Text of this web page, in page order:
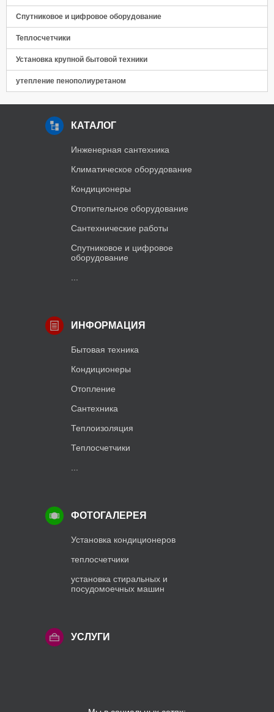
Спутниковое и цифровое оборудование
Теплосчетчики
Установка крупной бытовой техники
утепление пенополиуретаном
КАТАЛОГ
Инженерная сантехника
Климатическое оборудование
Кондиционеры
Отопительное оборудование
Сантехнические работы
Спутниковое и цифровое
оборудование
ИНФОРМАЦИЯ
Бытовая техника
Кондиционеры
Отопление
Сантехника
Теплоизоляция
Теплосчетчики
ФОТОГАЛЕРЕЯ
Установка кондиционеров
теплосчетчики
установка стиральных и
посудомоечных машин
УСЛУГИ